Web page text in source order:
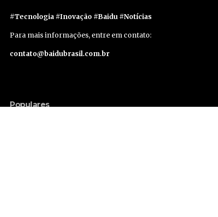
#Tecnologia #Inovação #Baidu #Notícias
Para mais informações, entre em contato:
contato@baidubrasil.com.br
Populares